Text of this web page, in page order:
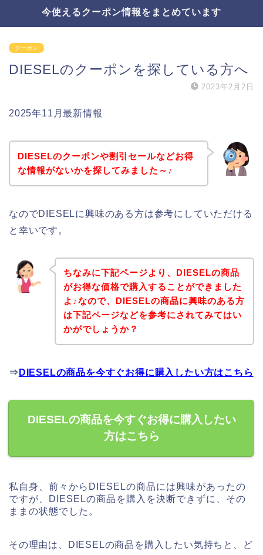
今使えるクーポン情報をまとめています
クーポン
DIESELのクーポンを探している方へ
2023年2月2日
2025年11月最新情報
DIESELのクーポンや割引セールなどお得
な情報がないかを探してみました～♪
なのでDIESELに興味のある方は参考にしていただける
と幸いです。
ちなみに下記ページより、DIESELの商品
がお得な価格で購入することができました
よ♪なので、DIESELの商品に興味のある方
は下記ページなどを参考にされてみてはい
かがでしょうか？
⇒ DIESELの商品を今すぐお得に購入したい方はこちら
DIESELの商品を今すぐお得に購入したい
方はこちら
私自身、前々からDIESELの商品には興味があったの
ですが、DIESELの商品を購入を決断できずに、その
ままの状態でした。
その理由は、DIESELの商品を購入したい気持ちと、ど